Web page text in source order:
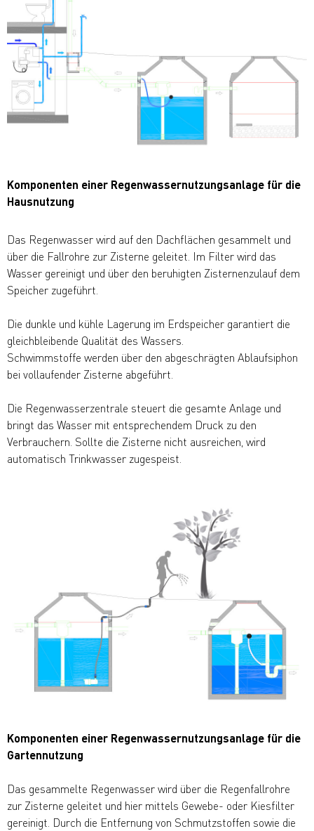
Komponenten einer Regenwassernutzungsanlage für die
Hausnutzung
Das Regenwasser wird auf den Dachflächen gesammelt und
über die Fallrohre zur Zisterne geleitet. Im Filter wird das
Wasser gereinigt und über den beruhigten Zisternenzulauf dem
Speicher zugeführt.
Die dunkle und kühle Lagerung im Erdspeicher garantiert die
gleichbleibende Qualität des Wassers.
Schwimmstoffe werden über den abgeschrägten Ablaufsiphon
bei vollaufender Zisterne abgeführt.
Die Regenwasserzentrale steuert die gesamte Anlage und
bringt das Wasser mit entsprechendem Druck zu den
Verbrauchern. Sollte die Zisterne nicht ausreichen, wird
automatisch Trinkwasser zugespeist.
Komponenten einer Regenwassernutzungsanlage für die
Gartennutzung
Das gesammelte Regenwasser wird über die Regenfallrohre
zur Zisterne geleitet und hier mittels Gewebe- oder Kiesfilter
gereinigt. Durch die Entfernung von Schmutzstoffen sowie die